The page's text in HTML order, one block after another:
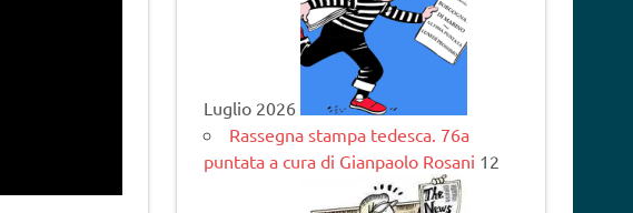
Luglio 2026
Rassegna stampa tedesca. 76a
puntata a cura di Gianpaolo Rosani 12